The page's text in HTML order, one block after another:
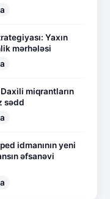
Yaxın
mərhələsi
miqrantların
sədd
idmanının yeni
əfsanəvi